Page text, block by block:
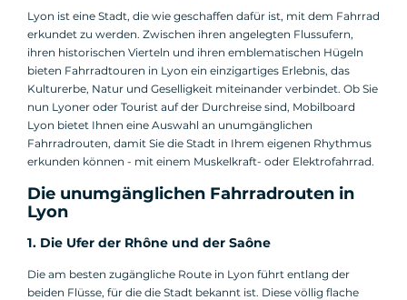
Lyon ist eine Stadt, die wie geschaffen dafür ist, mit dem Fahrrad
erkundet zu werden. Zwischen ihren angelegten Flussufern,
ihren historischen Vierteln und ihren emblematischen Hügeln
bieten Fahrradtouren in Lyon ein einzigartiges Erlebnis, das
Kulturerbe, Natur und Geselligkeit miteinander verbindet. Ob Sie
nun Lyoner oder Tourist auf der Durchreise sind, Mobilboard
Lyon bietet Ihnen eine Auswahl an unumgänglichen
Fahrradrouten, damit Sie die Stadt in Ihrem eigenen Rhythmus
erkunden können - mit einem Muskelkraft- oder Elektrofahrrad.
Die unumgänglichen Fahrradrouten in
Lyon
1. Die Ufer der Rhône und der Saône
Die am besten zugängliche Route in Lyon führt entlang der
beiden Flüsse, für die die Stadt bekannt ist. Diese völlig flache